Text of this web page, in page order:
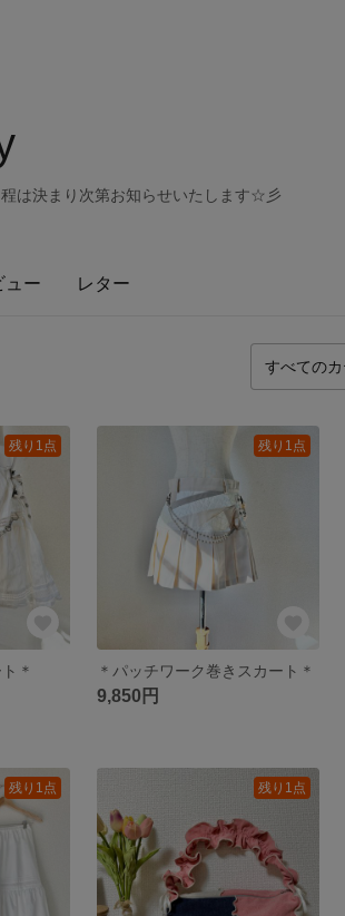
は決まり次第お知らせいたします☆彡
ュー レター
残り1点
＊
残り1点
＊パッチワーク巻きスカート＊
9,850円
残り1点 残り1点